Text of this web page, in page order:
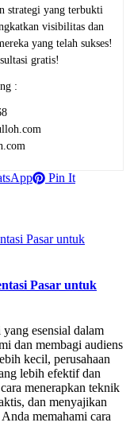
strategi yang terbukti
visibilitas dan
yang telah sukses!
gratis!
:
Pin It
Pasar untuk
esensial dalam
dan membagi audiens
kecil, perusahaan
lebih efektif dan
menerapkan teknik
dan menyajikan
memahami cara